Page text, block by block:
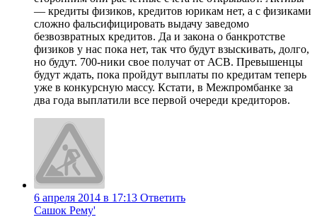
— кредиты физиков, кредитов юрикам нет, а с физиками
сложно фальсифицировать выдачу заведомо
безвозвратных кредитов. Да и закона о банкротстве
физиков у нас пока нет, так что будут взыскивать, долго,
но будут. 700-ники свое получат от АСВ. Превышенцы
будут ждать, пока пройдут выплаты по кредитам теперь
уже в конкурсную массу. Кстати, в Межпромбанке за
два года выплатили все первой очереди кредиторов.
6 апреля 2014 в 17:13 Ответить
Сашок Рему'